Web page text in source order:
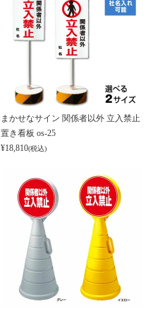
まかせなサイン 関係者以外 立入禁止
置き看板 os-25
¥18,810(税込)